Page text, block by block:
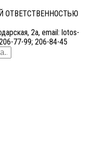
ОТВЕТСТВЕННОСТЬЮ
2а, email: lotos-
77-99; 206-84-45